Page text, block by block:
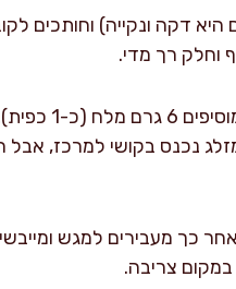
דקה ונקייה) וחותכים
מביאים לסיר גדול כ-2 ליטר
הנכון: מזלג נכנס בקושי למרכז,
ל-2 דקות לאידוי. אחר כך מעבירים למגש
צריבה.